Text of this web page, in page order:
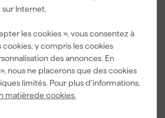
Internet.
les cookies », vous consentez à
cookies, y compris les cookies
des annonces. En
nous ne placerons que des cookies
limités. Pour plus d’informations,
matièrede cookies.